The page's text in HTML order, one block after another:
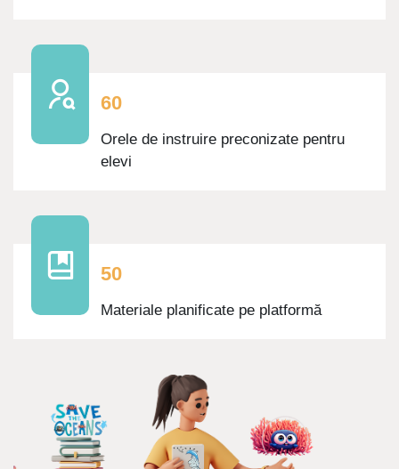
60
Orele de instruire preconizate pentru
elevi
50
Materiale planificate pe platformă